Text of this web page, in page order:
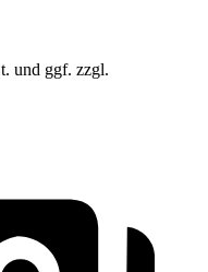
und ggf. zzgl.